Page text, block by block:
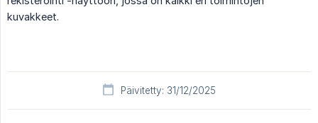
kuvakkeet.
Päivitetty: 31/12/2025